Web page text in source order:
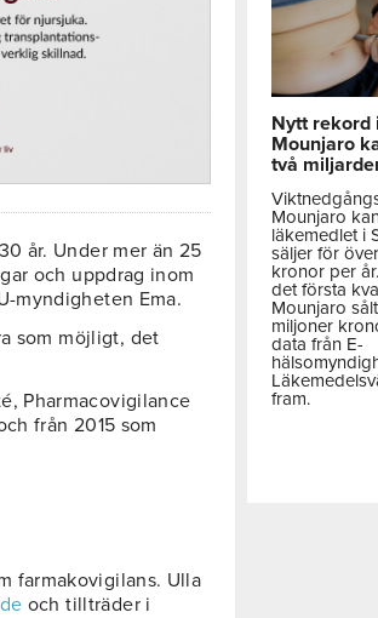
år. Under mer än 25
och uppdrag inom
myndigheten Ema.
som möjligt, det
Pharmacovigilance
från 2015 som
farmakovigilans. Ulla
och tillträder i
Nytt rekord
Mounjaro
två
Mounjaro
läkemedlet i
säljer för
kronor per
det första
Mounjaro
miljoner
data från E-
fram.